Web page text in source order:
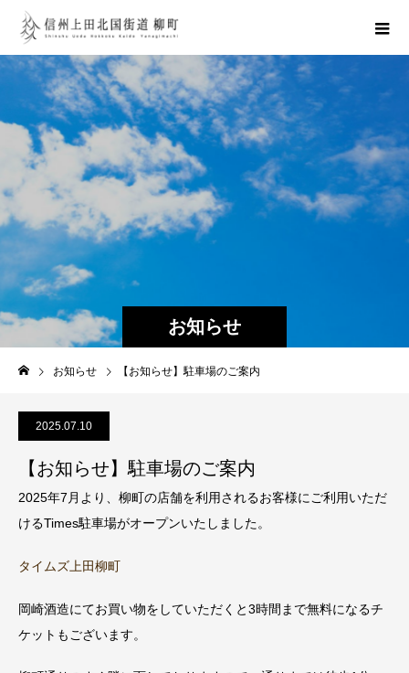
お知らせ
お知らせ 【お知らせ】駐車場のご案内
2025.07.10
【お知らせ】駐車場のご案内
2025年7月より、柳町の店舗を利用されるお客様にご利用いただ
けるTimes駐車場がオープンいたしました。
タイムズ上田柳町
岡崎酒造にてお買い物をしていただくと3時間まで無料になるチ
ケットもございます。